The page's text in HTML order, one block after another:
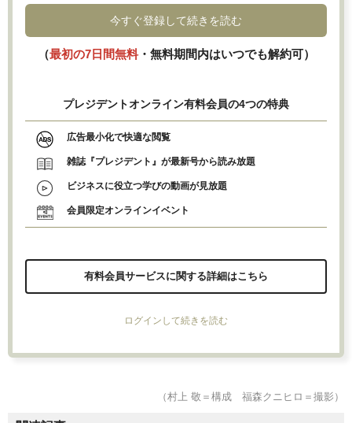
今すぐ登録して続きを読む
（最初の7日間無料・無料期間内はいつでも解約可）
プレジデントオンライン有料会員の4つの特典
広告最小化で快適な閲覧
雑誌『プレジデント』が最新号から読み放題
ビジネスに役立つ学びの動画が見放題
会員限定オンラインイベント
有料会員サービスに関する詳細はこちら
ログインして続きを読む
（村上 敬＝構成 福森クニヒロ＝撮影）